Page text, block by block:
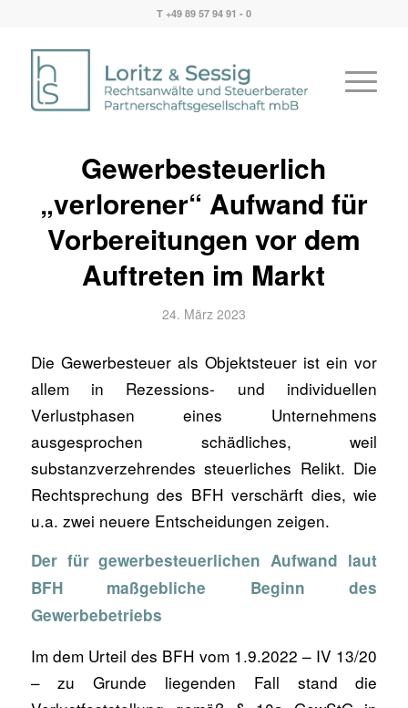
T +49 89 57 94 91 - 0
Gewerbesteuerlich
„verlorener“ Aufwand für
Vorbereitungen vor dem
Auftreten im Markt
24. März 2023
Die Gewerbesteuer als Objektsteuer ist ein vor
allem in Rezessions- und individuellen
Verlustphasen eines Unternehmens
ausgesprochen schädliches, weil
substanzverzehrendes steuerliches Relikt. Die
Rechtsprechung des BFH verschärft dies, wie
u.a. zwei neuere Entscheidungen zeigen.
Der für gewerbesteuerlichen Aufwand laut
BFH maßgebliche Beginn des
Gewerbebetriebs
Im dem Urteil des BFH vom 1.9.2022 – IV 13/20
– zu Grunde liegenden Fall stand die